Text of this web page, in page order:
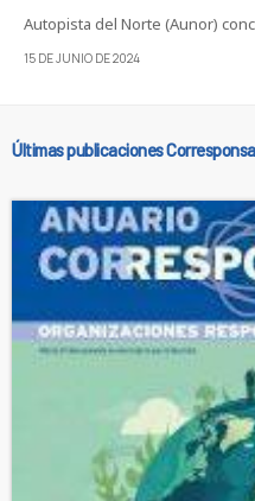
Autopista del Norte (Aunor)
15 DE JUNIO DE 2024
Últimas publicaciones